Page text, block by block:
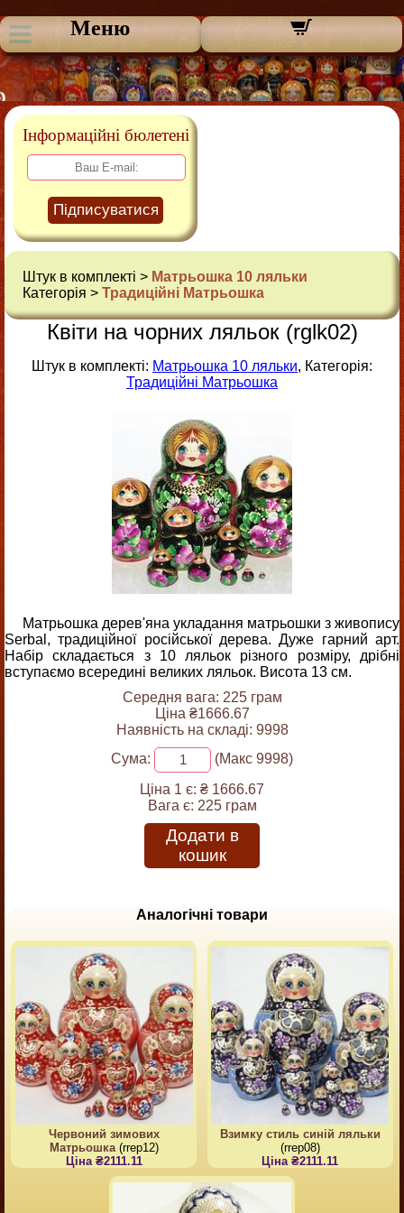
Меню
Інформаційні бюлетені
Підписуватися
Штук в комплекті > Матрьошка 10 ляльки
Категорія > Традиційні Матрьошка
Квіти на чорних ляльок (rglk02)
Штук в комплекті: Матрьошка 10 ляльки, Категорія:
Традиційні Матрьошка
Матрьошка дерев'яна укладання матрьошки з живопису
Serbal, традиційної російської дерева. Дуже гарний арт.
Набір складається з 10 ляльок різного розміру, дрібні
вступаємо всередині великих ляльок. Висота 13 см.
Середня вага: 225 грам
Ціна ₴1666.67
Наявність на складі: 9998
Сума:
(Макс 9998)
Ціна 1 є: ₴ 1666.67
Вага є: 225 грам
Додати в
кошик
Аналогічні товари
Червоний зимових
Матрьошка(rrep12)
Ціна ₴2111.11
Взимку стиль синій ляльки
(rrep08)
Ціна ₴2111.11